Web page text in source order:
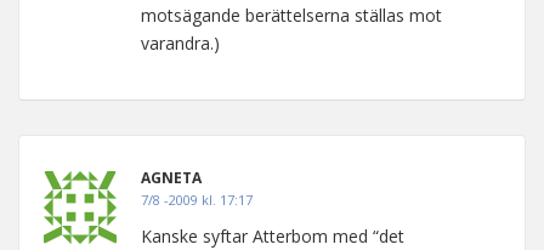
motsägande berättelserna ställas mot
varandra.)
AGNETA
7/8 -2009 kl. 17:17
Kanske syftar Atterbom med “det